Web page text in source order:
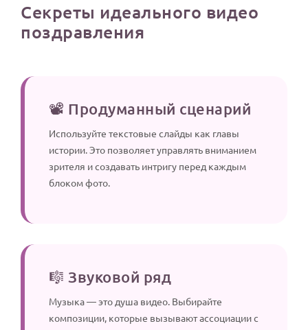
Секреты идеального видео
поздравления
📽️ Продуманный сценарий
Используйте текстовые слайды как главы
истории. Это позволяет управлять вниманием
зрителя и создавать интригу перед каждым
блоком фото.
🎼 Звуковой ряд
Музыка — это душа видео. Выбирайте
композиции, которые вызывают ассоциации с